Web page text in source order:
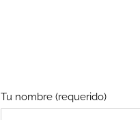
Tu nombre (requerido)